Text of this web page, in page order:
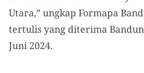
Utara,” ungkap Formapa
tertulis yang diterima
Juni 2024.